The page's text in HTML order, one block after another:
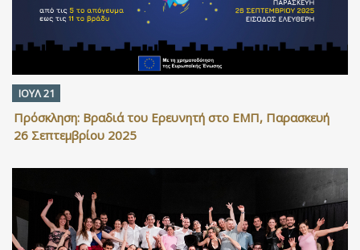
ΙΟΥΛ 21
Πρόσκληση: Βραδιά του Ερευνητή στο ΕΜΠ, Παρασκευή
26 Σεπτεμβρίου 2025